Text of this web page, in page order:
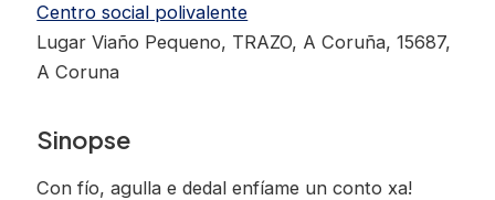
Centro social polivalente
Lugar Viaño Pequeno, TRAZO, A Coruña, 15687,
A Coruna
Sinopse
Con fío, agulla e dedal enfíame un conto xa!